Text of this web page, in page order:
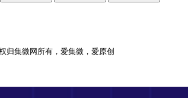
归集微网所有，爱集微，爱原创